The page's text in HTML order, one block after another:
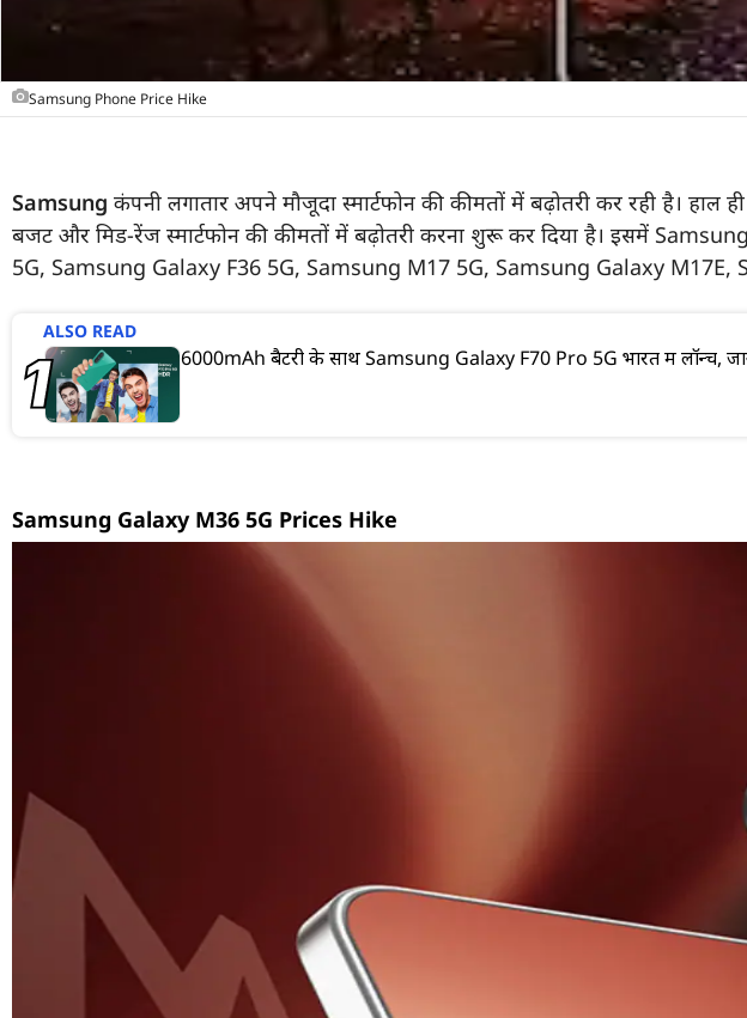
Samsung Phone Price Hike
Samsung कंपनी लगातार अपने मौजूदा स्मार्टफोन की कीमतों में बढ़ोतरी कर रही है।
बजट और मिड-रेंज स्मार्टफोन की कीमतों में बढ़ोतरी करना शुरू कर दिया है। इसमें
5G, Samsung Galaxy F36 5G, Samsung M17 5G, Samsung Galaxy
ALSO READ
6000mAh बैटरी के साथ Samsung Galaxy F70 Pro 5G भारत में लॉन्च,
Samsung Galaxy M36 5G Prices Hike